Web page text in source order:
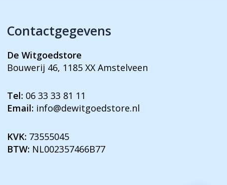
Contactgegevens
De Witgoedstore
Bouwerij 46, 1185 XX Amstelveen
Tel: 06 33 33 81 11
Email: info@dewitgoedstore.nl
KVK: 73555045
BTW: NL002357466B77